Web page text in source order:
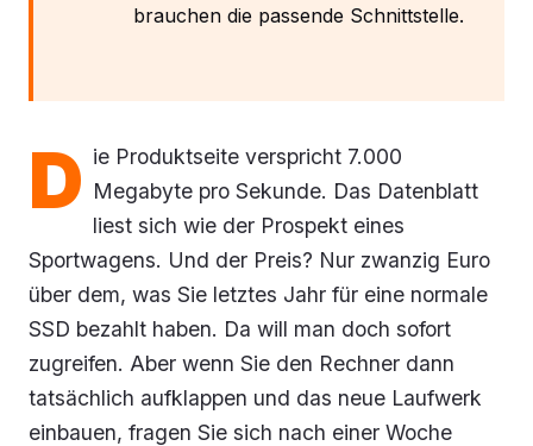
brauchen die passende Schnittstelle.
D ie Produktseite verspricht 7.000
Megabyte pro Sekunde. Das Datenblatt
liest sich wie der Prospekt eines
Sportwagens. Und der Preis? Nur zwanzig Euro
über dem, was Sie letztes Jahr für eine normale
SSD bezahlt haben. Da will man doch sofort
zugreifen. Aber wenn Sie den Rechner dann
tatsächlich aufklappen und das neue Laufwerk
einbauen, fragen Sie sich nach einer Woche